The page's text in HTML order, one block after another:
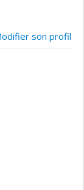
son profil